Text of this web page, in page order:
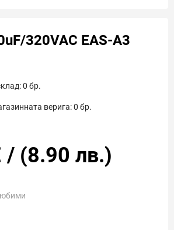
320VAC EAS-A3
0 бр.
верига:0 бр.
/ (8.90 лв.)